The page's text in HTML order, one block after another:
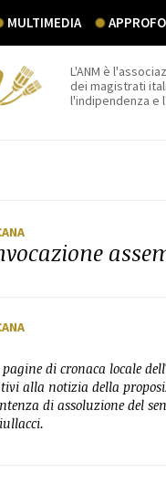
MULTIMEDIA
L'ANM è
dei magistrati
l'indipendenza e
di cronaca locale
alla notizia della
di assoluzione del